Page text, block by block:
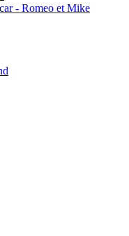
- Romeo et Mike